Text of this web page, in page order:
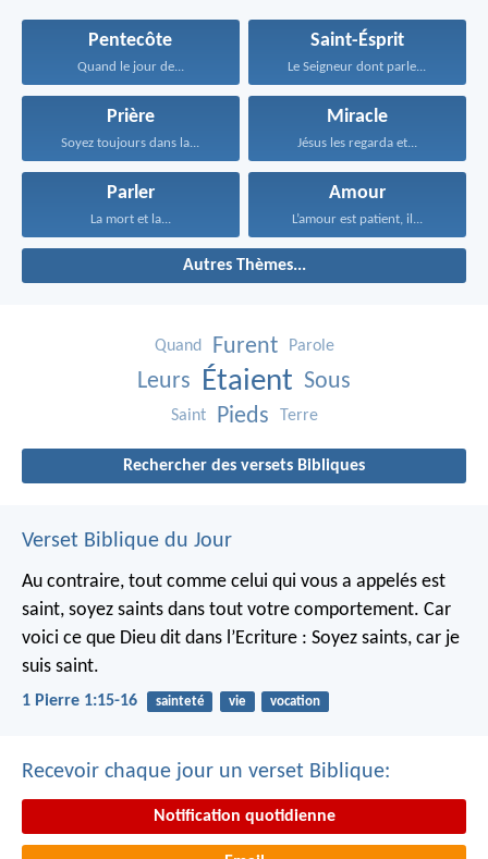
Pentecôte
Quand le jour de...
Saint-Ésprit
Le Seigneur dont parle...
Prière
Soyez toujours dans la...
Miracle
Jésus les regarda et...
Parler
La mort et la...
Amour
L’amour est patient, il...
Autres Thèmes...
Quand Furent Parole
Leurs Étaient Sous
Saint Pieds Terre
Rechercher des versets Bibliques
Verset Biblique du Jour
Au contraire, tout comme celui qui vous a appelés est
saint, soyez saints dans tout votre comportement. Car
voici ce que Dieu dit dans l’Ecriture : Soyez saints, car je
suis saint.
1 Pierre 1:15-16 sainteté vie vocation
Recevoir chaque jour un verset Biblique:
Notification quotidienne